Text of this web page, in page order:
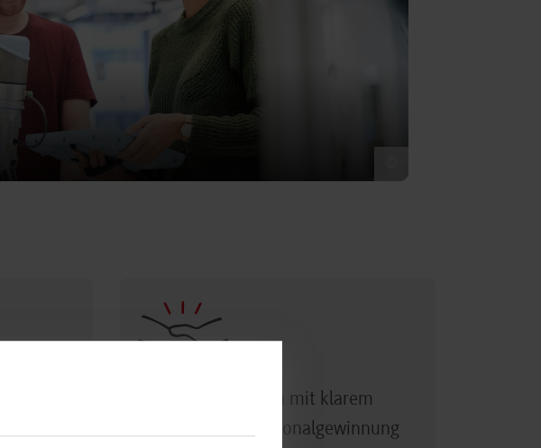
Dualer Partner sein mit klarem
Vorteil bei der Personalgewinnung